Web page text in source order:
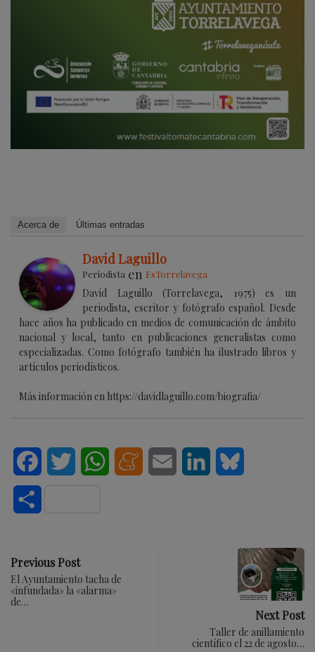
Acerca de Últimas entradas
David Laguillo
Periodista en EsTorrelavega
David Laguillo (Torrelavega, 1975) es un
periodista, escritor y fotógrafo español. Desde
hace años ha publicado en medios de comunicación de ámbito
nacional y local, tanto en publicaciones generalistas como
especializadas. Como fotógrafo también ha ilustrado libros y
artículos periodísticos.
Más información en https://davidlaguillo.com/biografia/
FacebookTwitter WhatsAppMeneameEmail LinkedIn
Compartir
Previous Post
El Ayuntamiento tacha de
«infundada» la «alarma»
de…
Next Post
Taller de anillamiento
científico el 22 de agosto…